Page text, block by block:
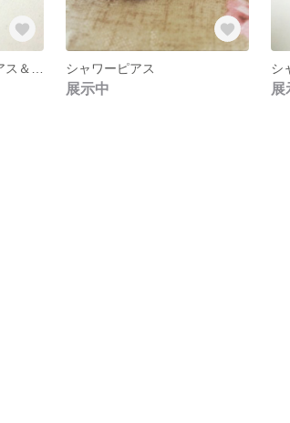
シャワーピアス
展示中
シ
展